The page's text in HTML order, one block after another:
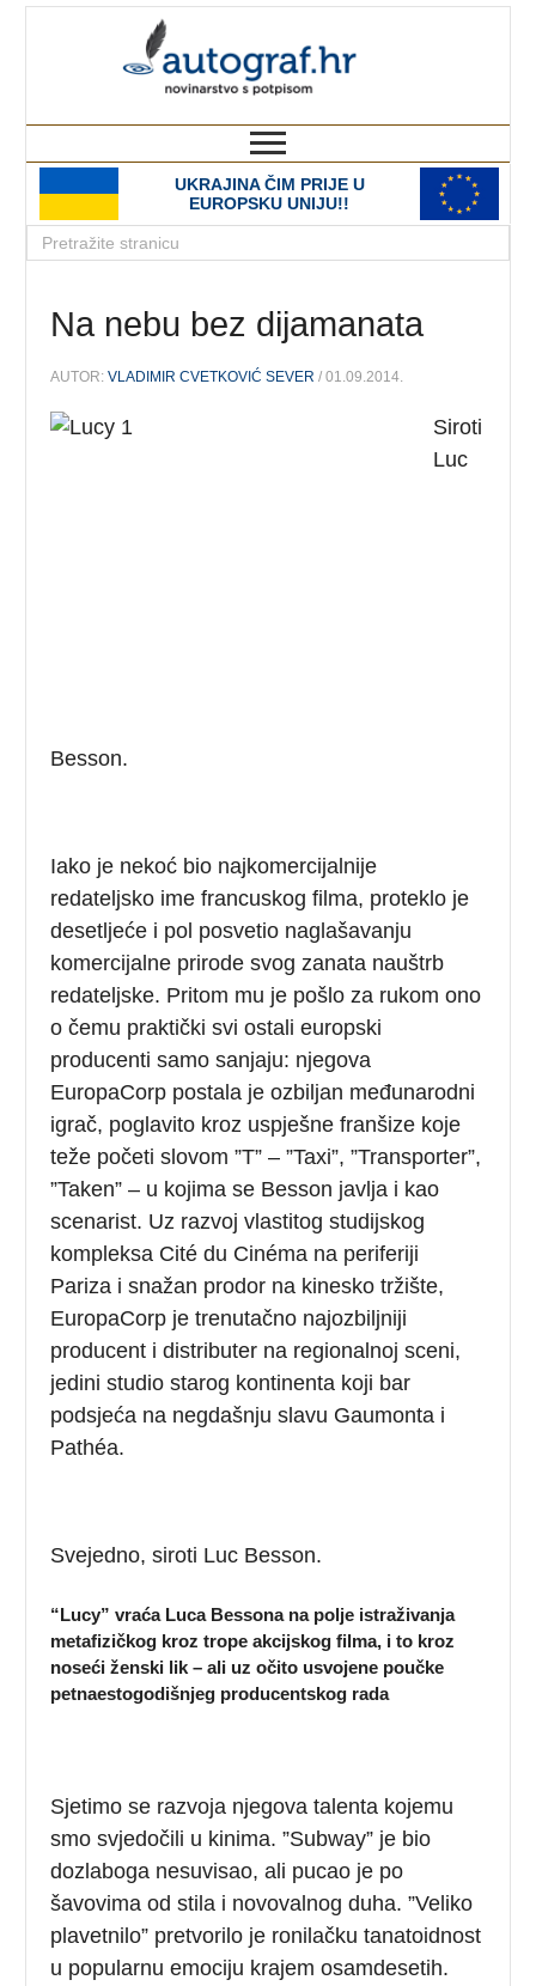
UKRAJINA ČIM PRIJE U
EUROPSKU UNIJU!!
Na nebu bez dijamanata
AUTOR:VLADIMIR CVETKOVIĆ SEVER / 01.09.2014.
Siroti
Luc
Besson.
Iako je nekoć bio najkomercijalnije
redateljsko ime francuskog filma, proteklo je
desetljeće i pol posvetio naglašavanju
komercijalne prirode svog zanata nauštrb
redateljske. Pritom mu je pošlo za rukom ono
o čemu praktički svi ostali europski
producenti samo sanjaju: njegova
EuropaCorp postala je ozbiljan međunarodni
igrač, poglavito kroz uspješne franšize koje
teže početi slovom ”T” – ”Taxi”, ”Transporter”,
”Taken” – u kojima se Besson javlja i kao
scenarist. Uz razvoj vlastitog studijskog
kompleksa Cité du Cinéma na periferiji
Pariza i snažan prodor na kinesko tržište,
EuropaCorp je trenutačno najozbiljniji
producent i distributer na regionalnoj sceni,
jedini studio starog kontinenta koji bar
podsjeća na negdašnju slavu Gaumonta i
Pathéa.
Svejedno, siroti Luc Besson.
“Lucy” vraća Luca Bessona na polje istraživanja
metafizičkog kroz trope akcijskog filma, i to kroz
noseći ženski lik – ali uz očito usvojene poučke
petnaestogodišnjeg producentskog rada
Sjetimo se razvoja njegova talenta kojemu
smo svjedočili u kinima. ”Subway” je bio
dozlaboga nesuvisao, ali pucao je po
šavovima od stila i novovalnog duha. ”Veliko
plavetnilo” pretvorilo je ronilačku tanatoidnost
u popularnu emociju krajem osamdesetih.